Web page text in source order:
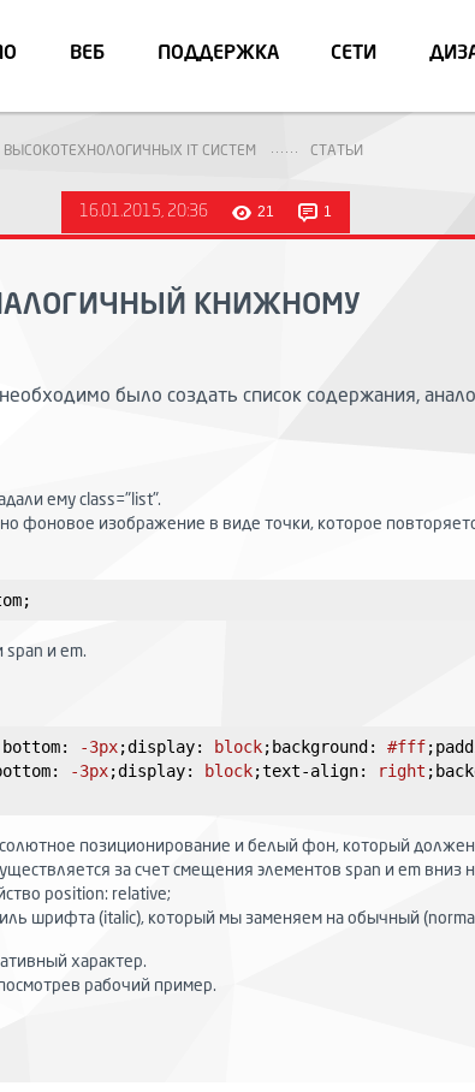
ВЕБ ПОДДЕРЖКА СЕТИ
ВЫСОКОТЕХНОЛОГИЧНЫХ IT СИСТЕМ СТАТЬИ
16.01.2015, 20:36 21 1
КНИЖНОМУ
было создать список содержания,
ему class="list".
фоновое изображение в виде точки, которое
;
и em.
bottom: -3px;display: block; background : #fff;
: -3px;display: block;text-align: right ;
позиционирование и белый фон, который
за счет смещения элементов span и em вниз
position: relative;
шрифта (italic), который мы заменяем на обычный
характер.
рабочий пример.